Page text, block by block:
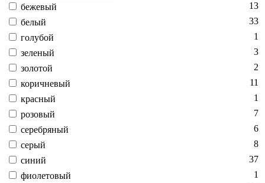
бе­жевый
13
бе­лый
33
го­лубой
1
зе­леный
3
зо­лотой
2
ко­рич­не­вый
11
крас­ный
1
ро­зовый
7
се­реб­ря­ный
6
се­рый
8
си­ний
37
фи­оле­товый
1